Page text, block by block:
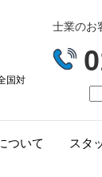
国対
士業のお
ついて スタ